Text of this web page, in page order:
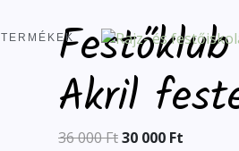
TERMÉKEK
Akril
36 000Ft30 000 Ft